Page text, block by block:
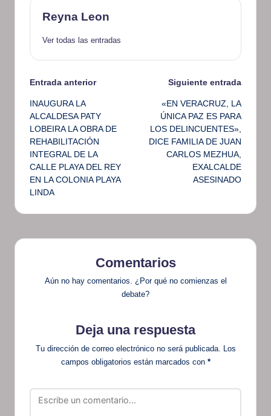
Reyna Leon
Ver todas las entradas
Navegación
de
entradas
Entrada anterior
INAUGURA LA
ALCALDESA PATY
LOBEIRA LA OBRA DE
REHABILITACIÓN
INTEGRAL DE LA
CALLE PLAYA DEL REY
EN LA COLONIA PLAYA
LINDA
Siguiente entrada
«EN VERACRUZ, LA
ÚNICA PAZ ES PARA
LOS DELINCUENTES»,
DICE FAMILIA DE JUAN
CARLOS MEZHUA,
EXALCALDE
ASESINADO
Comentarios
Aún no hay comentarios. ¿Por qué no comienzas el
debate?
Deja una respuesta
Tu dirección de correo electrónico no será publicada. Los
campos obligatorios están marcados con *